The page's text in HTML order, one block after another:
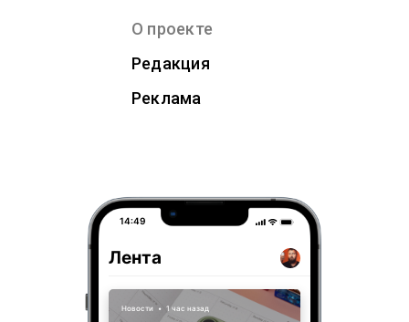
О проекте
Редакция
Реклама
14:49
Лента
Новости • 1 час назад